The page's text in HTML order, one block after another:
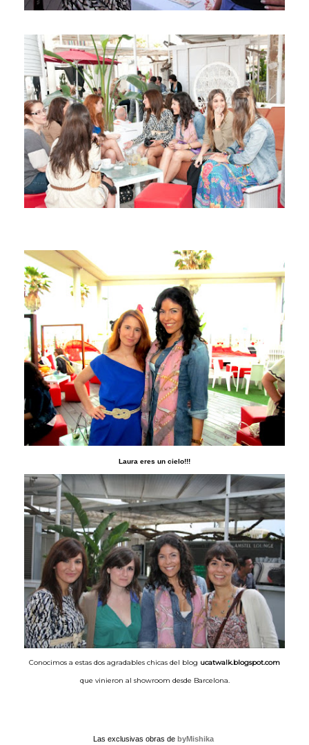
Laura eres un cielo!!!
Conocimos a estas dos agradables chicas del blog ucatwalk.blogspot.com
que vinieron al showroom desde Barcelona.
Las exclusivas obras de byMishika